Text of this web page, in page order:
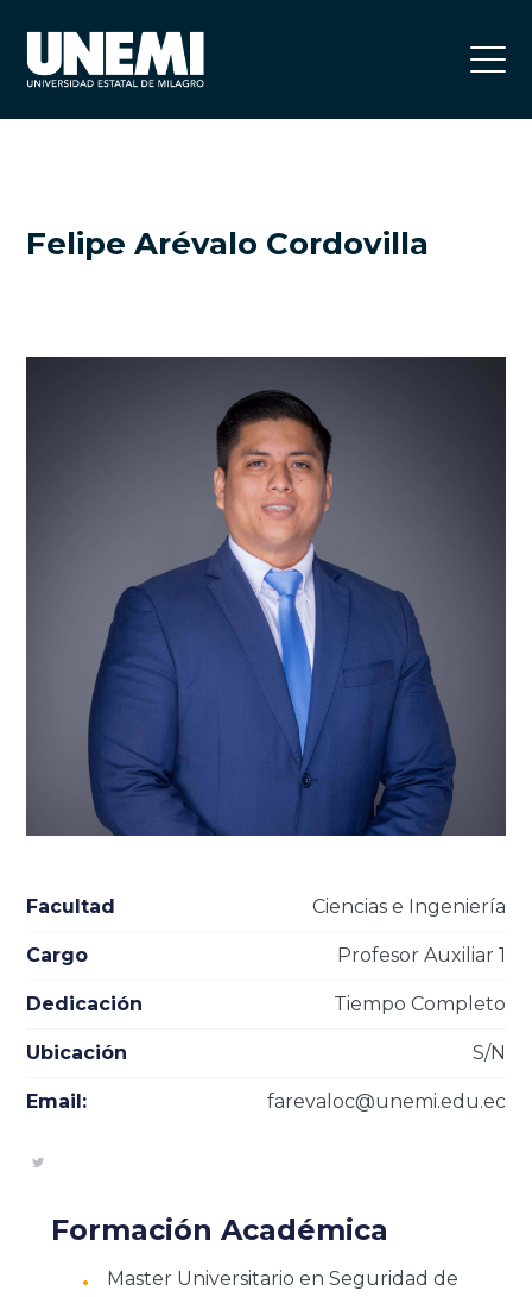
Felipe Arévalo Cordovilla
Facultad Ciencias e Ingeniería
Cargo Profesor Auxiliar 1
Dedicación Tiempo Completo
Ubicación S/N
Email: farevaloc@unemi.edu.ec
Formación Académica
Master Universitario en Seguridad de